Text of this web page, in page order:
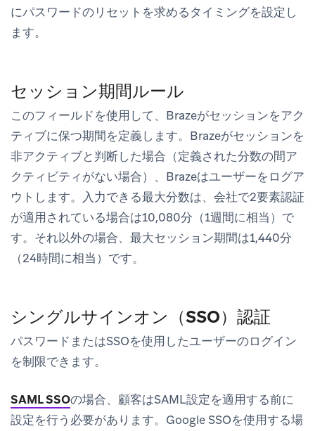
にパスワードのリセットを求めるタイミングを設定し
ます。
セッション期間ルール
このフィールドを使用して、Brazeがセッションをアク
ティブに保つ期間を定義します。Brazeがセッションを
非アクティブと判断した場合（定義された分数の間ア
クティビティがない場合）、Brazeはユーザーをログア
ウトします。入力できる最大分数は、会社で2要素認証
が適用されている場合は10,080分（1週間に相当）で
す。それ以外の場合、最大セッション期間は1,440分
（24時間に相当）です。
シングルサインオン（SSO）認証
パスワードまたはSSOを使用したユーザーのログイン
を制限できます。
SAML SSOの場合、顧客はSAML設定を適用する前に
設定を行う必要があります。Google SSOを使用する場